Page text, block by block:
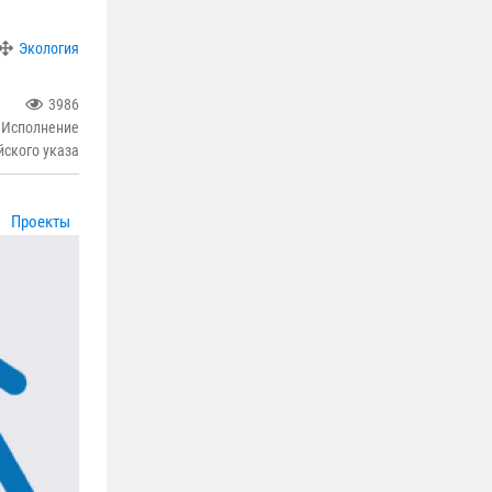
Экология
3986
указа
Проекты